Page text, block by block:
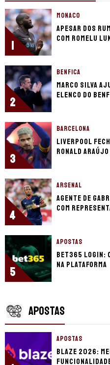
1
MONACO
Apesar dos
com Romelu
2
BENFICA
Marco Silva
elenco do
3
BARCELONA
Liverpool
Ronald Araújo
4
ARSENAL
Agente de
com
5
APOSTAS
bet365 login:
na plataforma
APOSTAS
APOSTAS
Blaze 2026: